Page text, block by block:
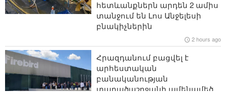
Իրանը մտադիր է վավերացնել Կասպից ծովի մասին
կոնվենցիան, որը չի անդրադառնում հատակի
Eurasia Times․ Իրանական անօդաչու սարքերի
«ռազմավարական ավարը» կարող է նպաստել
ռազմական կարողությունների բարելավմանը
հետևանքներն արդեն 2 ամիս
տանջում են Լոս Անջելեսի
բնակիչներին
2 hours ago
Հրազդանում բացվել է
արհեստական
բանականության
տարածաշրջանի ամենամեծ